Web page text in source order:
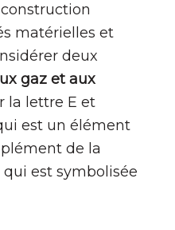
matérielles et
deux
gaz et aux
la lettre E et
est un élément
de la
est symbolisée